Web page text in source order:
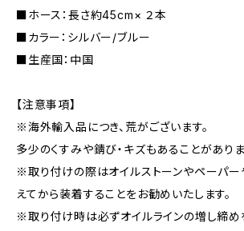
■ホース：長さ約45cm× ２本
■カラー：シルバー/ブルー
■生産国：中国
【注意事項】
※海外輸入品につき、荒がございます。
多少のくすみや錆び・キズもあることがありま
※取り付けの際はオイルストーンやペーパー
えてから装着することをお勧めいたします。
※取り付け時は必ずオイルラインの増し締め